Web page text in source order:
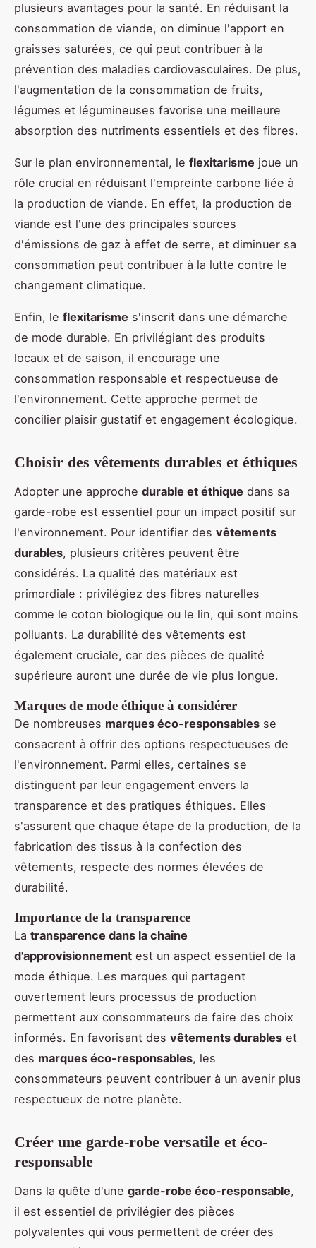
plusieurs avantages pour la santé. En réduisant la
consommation de viande, on diminue l'apport en
graisses saturées, ce qui peut contribuer à la
prévention des maladies cardiovasculaires. De plus,
l'augmentation de la consommation de fruits,
légumes et légumineuses favorise une meilleure
absorption des nutriments essentiels et des fibres.
Sur le plan environnemental, le flexitarisme joue un
rôle crucial en réduisant l'empreinte carbone liée à
la production de viande. En effet, la production de
viande est l'une des principales sources
d'émissions de gaz à effet de serre, et diminuer sa
consommation peut contribuer à la lutte contre le
changement climatique.
Enfin, le flexitarisme s'inscrit dans une démarche
de mode durable. En privilégiant des produits
locaux et de saison, il encourage une
consommation responsable et respectueuse de
l'environnement. Cette approche permet de
concilier plaisir gustatif et engagement écologique.
Choisir des vêtements durables et éthiques
Adopter une approche durable et éthique dans sa
garde-robe est essentiel pour un impact positif sur
l'environnement. Pour identifier des vêtements
durables, plusieurs critères peuvent être
considérés. La qualité des matériaux est
primordiale : privilégiez des fibres naturelles
comme le coton biologique ou le lin, qui sont moins
polluants. La durabilité des vêtements est
également cruciale, car des pièces de qualité
supérieure auront une durée de vie plus longue.
Marques de mode éthique à considérer
De nombreuses marques éco-responsables se
consacrent à offrir des options respectueuses de
l'environnement. Parmi elles, certaines se
distinguent par leur engagement envers la
transparence et des pratiques éthiques. Elles
s'assurent que chaque étape de la production, de la
fabrication des tissus à la confection des
vêtements, respecte des normes élevées de
durabilité.
Importance de la transparence
La transparence dans la chaîne
d'approvisionnement est un aspect essentiel de la
mode éthique. Les marques qui partagent
ouvertement leurs processus de production
permettent aux consommateurs de faire des choix
informés. En favorisant des vêtements durables et
des marques éco-responsables, les
consommateurs peuvent contribuer à un avenir plus
respectueux de notre planète.
Créer une garde-robe versatile et éco-
responsable
Dans la quête d'une garde-robe éco-responsable,
il est essentiel de privilégier des pièces
polyvalentes qui vous permettent de créer des